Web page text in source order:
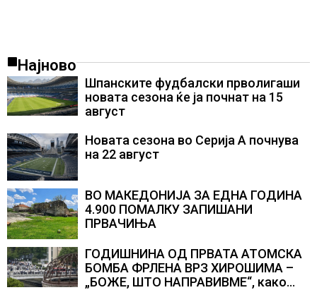
Најново
Шпанските фудбалски прволигаши
новата сезона ќе ја почнат на 15
август
Новата сезона во Серија А почнува
на 22 август
ВО МАКЕДОНИЈА ЗА ЕДНА ГОДИНА
4.900 ПОМАЛКУ ЗАПИШАНИ
ПРВАЧИЊА
ГОДИШНИНА ОД ПРВАТА АТОМСКА
БОМБА ФРЛЕНА ВРЗ ХИРОШИМА –
„БОЖЕ, ШТО НАПРАВИВМЕ“, како